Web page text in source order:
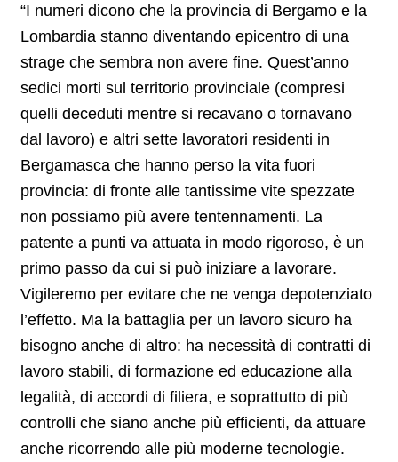
“I numeri dicono che la provincia di Bergamo e la
Lombardia stanno diventando epicentro di una
strage che sembra non avere fine. Quest’anno
sedici morti sul territorio provinciale (compresi
quelli deceduti mentre si recavano o tornavano
dal lavoro) e altri sette lavoratori residenti in
Bergamasca che hanno perso la vita fuori
provincia: di fronte alle tantissime vite spezzate
non possiamo più avere tentennamenti. La
patente a punti va attuata in modo rigoroso, è un
primo passo da cui si può iniziare a lavorare.
Vigileremo per evitare che ne venga depotenziato
l’effetto. Ma la battaglia per un lavoro sicuro ha
bisogno anche di altro: ha necessità di contratti di
lavoro stabili, di formazione ed educazione alla
legalità, di accordi di filiera, e soprattutto di più
controlli che siano anche più efficienti, da attuare
anche ricorrendo alle più moderne tecnologie.